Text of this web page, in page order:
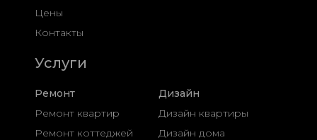
Цены
Контакты
Услуги
Ремонт
Ремонт квартир
Ремонт коттеджей
Дизайн
Дизайн квартиры
Дизайн дома